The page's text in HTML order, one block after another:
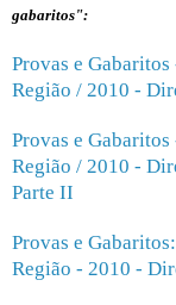
gabaritos":
Provas e
Região / 2010 -
Provas e
Região / 2010 -
Parte II
Provas e
Região - 2010 -